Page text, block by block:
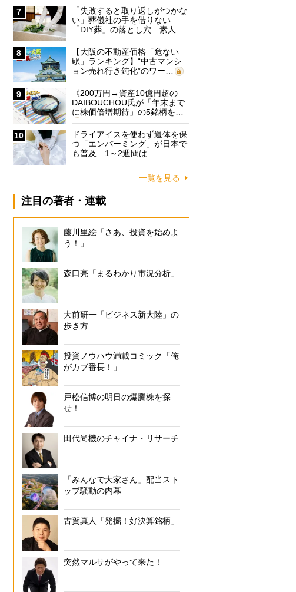
7
「失敗すると取り返しがつかな
い」葬儀社の手を借りない
「DIY葬」の落とし穴 素人
に…
8
【大阪の不動産価格「危ない
駅」ランキング】“中古マンシ
ョン売れ行き鈍化”のワー…
9
《200万円→資産10億円超の
DAIBOUCHOU氏が「年末まで
に株価倍増期待」の5銘柄を…
10
ドライアイスを使わず遺体を保
つ「エンバーミング」が日本で
も普及 1～2週間は…
一覧を見る
注目の著者・連載
藤川里絵「さあ、投資を始めよ
う！」
森口亮「まるわかり市況分析」
大前研一「ビジネス新大陸」の
歩き方
投資ノウハウ満載コミック「俺
がカブ番長！」
戸松信博の明日の爆騰株を探
せ！
田代尚機のチャイナ・リサーチ
「みんなで大家さん」配当スト
ップ騒動の内幕
古賀真人「発掘！好決算銘柄」
突然マルサがやって来た！